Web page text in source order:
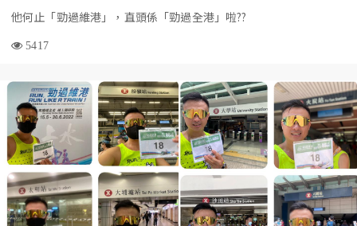
他何止「勁過維港」，直頭係「勁過全港」啦??
5417